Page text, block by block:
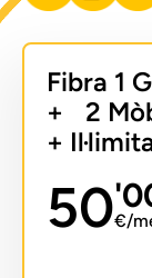
Fibra 1
+ 2
+
50€/